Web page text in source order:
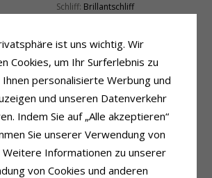
Schliff: Brillantschliff
Diamantreinheit:SI
Karat:0,057
Fassung
Durchmesser: 2,5 mm
Tiefe:
3,9 mm
Lieferzeit
Größe Auf Lager:
ist uns wichtig. Wir
Cookies, um Ihr Surferlebnis zu
personalisierte Werbung und
und unseren Datenverkehr
Indem Sie auf „Alle akzeptieren“
Sie unserer Verwendung von
Weitere Informationen zu unserer
von Cookies und anderen